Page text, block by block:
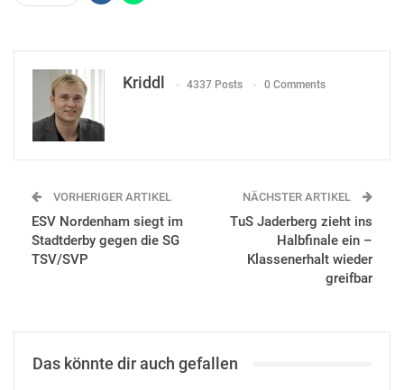
Kriddl 4337 Posts 0 Comments
VORHERIGER ARTIKEL
ESV Nordenham siegt im
Stadtderby gegen die SG
TSV/SVP
NÄCHSTER ARTIKEL
TuS Jaderberg zieht ins
Halbfinale ein –
Klassenerhalt wieder
greifbar
Das könnte dir auch gefallen